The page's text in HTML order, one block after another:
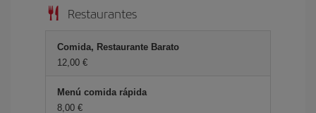
Restaurantes
Comida, Restaurante Barato
12,00 €
Menú comida rápida
8,00 €